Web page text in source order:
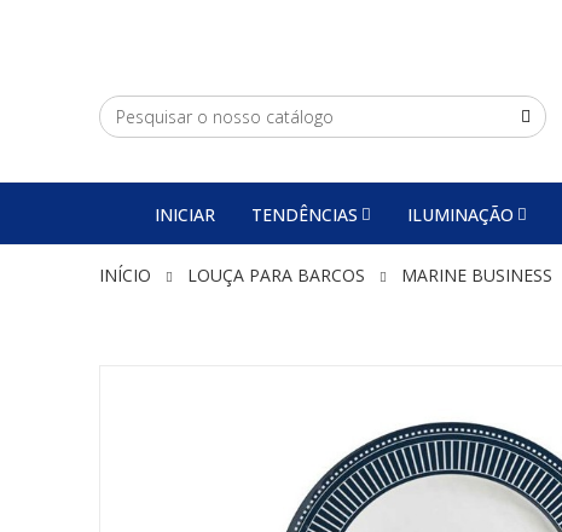
INICIAR TENDÊNCIAS ILUMINAÇÃO
INÍCIO LOUÇA PARA BARCOS MARINE BUSINESS